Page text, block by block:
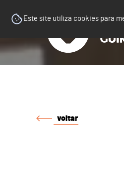
Este site utiliza cookies para
voltar